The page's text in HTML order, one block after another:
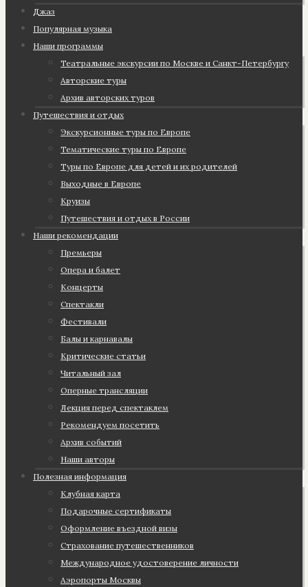
Джаз
Популярная музыка
Наши программы
Театральные экскурсии по Москве и Санкт-Петербургу
Авторские туры
Архив авторских туров
Путешествия и отдых
Экскурсионные туры по Европе
Тематические туры по Европе
Туры по Европе для детей и их родителей
Выходные в Европе
Круизы
Путешествия и отдых в России
Наши рекомендации
Премьеры
Опера и балет
Концерты
Спектакли
Фестивали
Балы и карнавалы
Критические статьи
Читальный зал
Оперные трансляции
Лекция перед спектаклем
Рекомендуем посетить
Архив событий
Наши авторы
Полезная информация
Клубная карта
Подарочные сертификаты
Оформление въездной визы
Страхование путешественников
Международное удостоверение личности
Аэропорты Москвы